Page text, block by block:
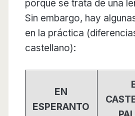
porque se trata de una
Sin embargo, hay
en la práctica
castellano):
EN
ESPERANTO